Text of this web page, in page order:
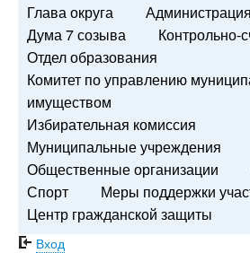
Глава округа
Дума 7 созыва
Контрольно-
Отдел образования
Комитет по управлению
имуществом
Избирательная комиссия
Муниципальные учреждения
Общественные организации
Спорт
Меры поддержки
Центр гражданской защиты
Вход